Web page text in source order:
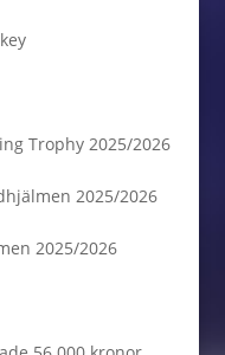
Trophy 2025/2026
2025/2026
2025/2026